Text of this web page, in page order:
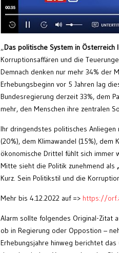
„Das politische System in Österreich
Korruptionsaffären und die
Demnach denken nur mehr 34% der
Erhebungsbeginn vor 5 Jahren lag
Bundesregierung derzeit 33%, dem
mehr, den Menschen ihre zentralen
Ihr dringendstes politisches Anliegen
(20%), dem Klimawandel (15%), dem
ökonomische Drittel fühlt sich immer
Mitte sieht die Politik zunehmend als
Kurz. Sein Politikstil und die
Mehr bis 4.12.2022 auf => https://
Alarm sollte folgendes Original-Zitat
ob in Regierung oder Oppostion –
Erhebungsjahre hinweg berichtet